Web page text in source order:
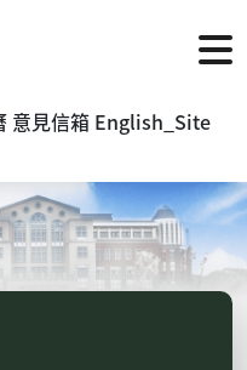
意見信箱 English_Site